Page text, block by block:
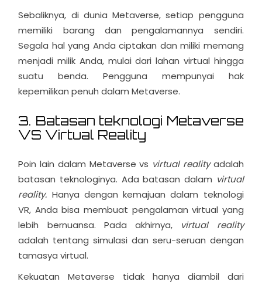
Sebaliknya, di dunia Metaverse, setiap pengguna
memiliki barang dan pengalamannya sendiri.
Segala hal yang Anda ciptakan dan miliki memang
menjadi milik Anda, mulai dari lahan virtual hingga
suatu benda. Pengguna mempunyai hak
kepemilikan penuh dalam Metaverse.
3. Batasan teknologi Metaverse
VS Virtual Reality
Poin lain dalam Metaverse vs virtual realityadalah
batasan teknologinya. Ada batasan dalam virtual
reality. Hanya dengan kemajuan dalam teknologi
VR, Anda bisa membuat pengalaman virtual yang
lebih bernuansa. Pada akhirnya, virtual reality
adalah tentang simulasi dan seru-seruan dengan
tamasya virtual.
Kekuatan Metaverse tidak hanya diambil dari